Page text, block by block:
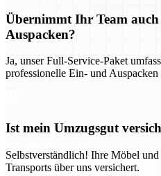
Übernimmt Ihr Team
Auspacken?
Ja, unser Full-Service-Paket
professionelle Ein- und
Ist mein Umzugsgut
Selbstverständlich! Ihre Möbel
Transports über uns versichert.